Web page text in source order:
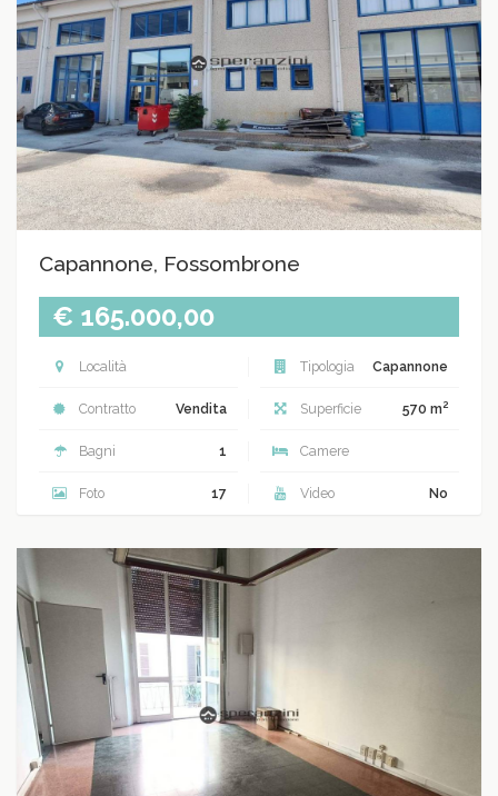
Capannone, Fossombrone
€ 165.000,00
Località Tipologia Capannone
Contratto Vendita Superficie 570 m2
Bagni 1 Camere
Foto 17 Video No